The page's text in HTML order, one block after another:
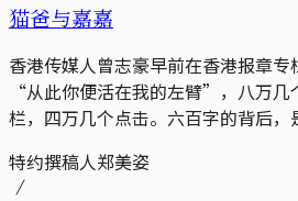
猫爸与嘉嘉
香港传媒人曾志豪早前在香港报章
“从此你便活在我的左臂”，八万几
栏，四万几个点击。六百字的背后，
特约撰稿人郑美姿